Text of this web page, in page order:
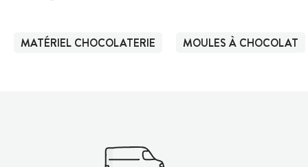
MATÉRIEL CHOCOLATERIE MOULES À CHOCOLAT